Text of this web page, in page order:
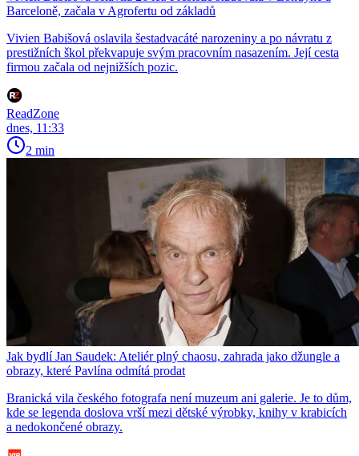
Barceloně, začala v Agrofertu od základů
Vivien Babišová oslavila šestadvacáté narozeniny a po návratu z
prestižních škol překvapuje svým pracovním nasazením. Její cesta
firmou začala od nejnižších pozic.
ReadZone
dnes, 11:33
2 min
Jak bydlí Jan Saudek: Ateliér plný chaosu, zahrada jako džungle a
obrazy, které Pavlína odmítá prodat
Branická vila českého fotografa není muzeum ani galerie. Je to dům,
kde se legenda doslova vrší mezi dětské výrobky, knihy v krabicích
a nedokončené obrazy.